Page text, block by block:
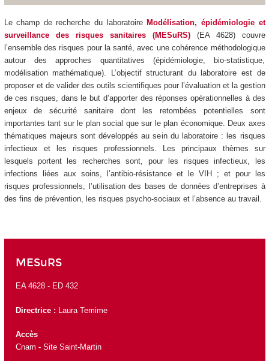
Le champ de recherche du laboratoire Modélisation, épidémiologie et
surveillance des risques sanitaires (MESuRS)
(EA 4628) couvre
l’ensemble des risques pour la santé, avec une cohérence méthodologique
autour des approches quantitatives (épidémiologie, bio-statistique,
modélisation mathématique). L’objectif structurant du laboratoire est de
proposer et de valider des outils scientifiques pour l’évaluation et la gestion
de ces risques, dans le but d’apporter des réponses opérationnelles à des
enjeux de sécurité sanitaire dont les retombées potentielles sont
importantes tant sur le plan social que sur le plan économique. Deux axes
thématiques majeurs sont développés au sein du laboratoire : les risques
infectieux et les risques professionnels. Les principaux thèmes sur
lesquels portent les recherches sont, pour les risques infectieux, les
infections liées aux soins, l’antibio-résistance et le VIH ; et pour les
risques professionnels, l’utilisation des bases de données d’entreprises à
des fins de prévention, les risques psycho-sociaux et l’absence au travail.
MESuRS
EA 4628 - ED 432
Directrice: Laura Temime
Accès
Cnam - Site Saint-Martin